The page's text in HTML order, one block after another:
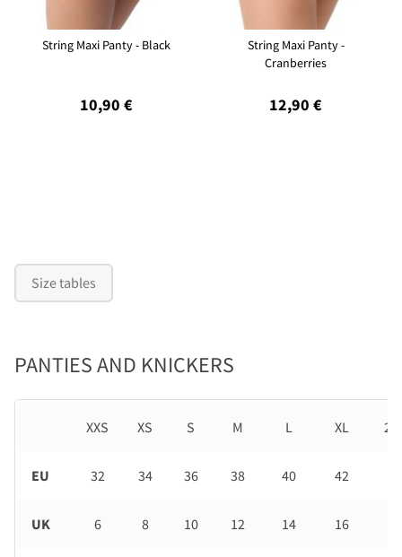
String Maxi Panty - Black
10,90 €
String Maxi Panty -
Cranberries
12,90 €
Size tables
PANTIES AND KNICKERS
XXS XS S M L XL
EU 32 34 36 38 40 42
UK 6 8 10 12 14 16